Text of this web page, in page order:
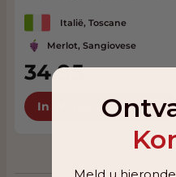
Italië, Toscane
Merlot, Sangiovese
34,95
In Winkelwagen
Meld u